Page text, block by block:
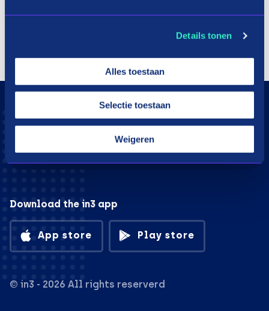
Details tonen
Alles toestaan
Selectie toestaan
Weigeren
Download the in3 app
App store Play store
© in3 - 2026 All rights reserverd